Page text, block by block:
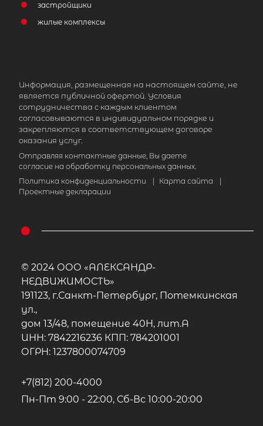
застройщики
жилые комплексы
Информация, размещенная на настоящем сайте, не
является публичной офертой. Условия
сотрудничества с каждым клиентом
согласовываются в индивидуальном порядке и
закрепляются в соответствующем договоре
оказания услуг.
Отправляя контактные данные, Вы даете
согласие на обработку персональных данных.
Политика конфиденциальности
Карта сайта
Проектные декларации
© 2024 ООО «АЛЕКСАНДР-
НЕДВИЖИМОСТЬ»
191123, г.Санкт-Петербург, Потемкинская
ул.,
дом 13/48, помещение 40Н, лит.А
ИНН: 7842216236 КПП: 784201001
ОГРН: 1237800074709
+7(812) 200-4000
Пн-Пт 9:00 - 22:00, Сб-Вс 10:00-20:00